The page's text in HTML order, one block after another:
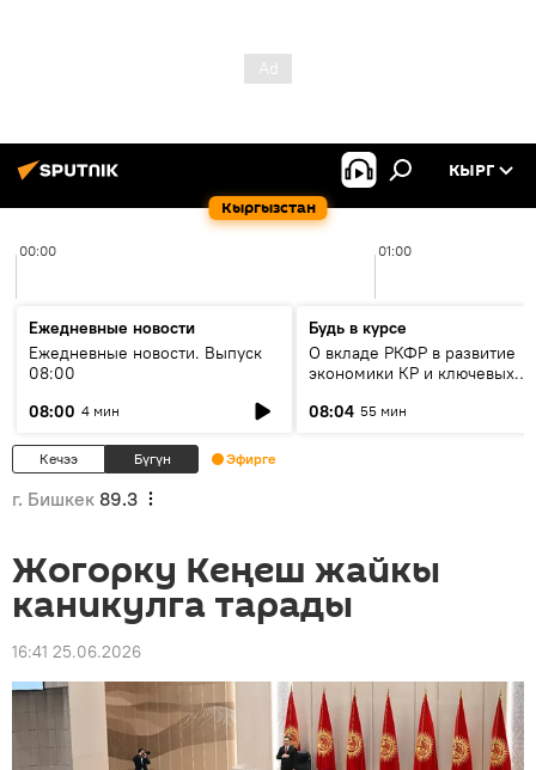
Кыргызстан
КЫРГ
00:00 01:00
Ежедневные новости
Ежедневные новости. Выпуск
08:00
08:00 4 мин
Будь в курсе
О вкладе РКФР в развитие
экономики КР и ключевых
08:04 55 мин
Кечээ Бүгүн Эфирге
г. Бишкек 89.3
Жогорку Кеңеш жайкы
каникулга тарады
16:41 25.06.2026